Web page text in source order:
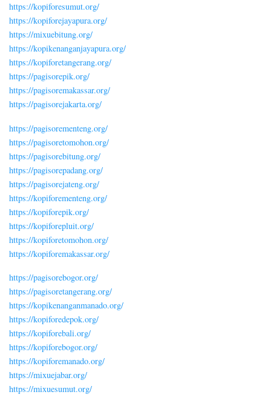
https://kopiforesumut.org/
https://kopiforejayapura.org/
https://mixuebitung.org/
https://kopikenanganjayapura.org/
https://kopiforetangerang.org/
https://pagisorepik.org/
https://pagisoremakassar.org/
https://pagisorejakarta.org/
https://pagisorementeng.org/
https://pagisoretomohon.org/
https://pagisorebitung.org/
https://pagisorepadang.org/
https://pagisorejateng.org/
https://kopiforementeng.org/
https://kopiforepik.org/
https://kopiforepluit.org/
https://kopiforetomohon.org/
https://kopiforemakassar.org/
https://pagisorebogor.org/
https://pagisoretangerang.org/
https://kopikenanganmanado.org/
https://kopiforedepok.org/
https://kopiforebali.org/
https://kopiforebogor.org/
https://kopiforemanado.org/
https://mixuejabar.org/
https://mixuesumut.org/